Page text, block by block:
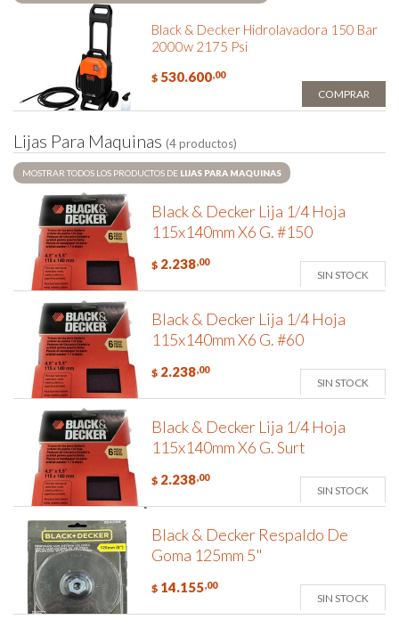
Black & Decker Hidrolavadora 150 Bar
2000w 2175 Psi
$ 530.600,00
COMPRAR
L ijas Para Maquinas (4 productos)
MOSTRAR TODOS LOS PRODUCTOS DE LIJAS PARA MAQUINAS
Black & Decker Lija 1/4 Hoja
115x140mm X6 G. #150
$ 2.238,00
SIN STOCK
Black & Decker Lija 1/4 Hoja
115x140mm X6 G. #60
$ 2.238,00
SIN STOCK
Black & Decker Lija 1/4 Hoja
115x140mm X6 G. Surt
$ 2.238,00
SIN STOCK
Black & Decker Respaldo De
Goma 125mm 5"
$ 14.155,00
SIN STOCK